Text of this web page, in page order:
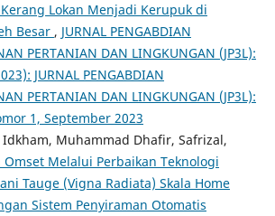
Lokan Menjadi Kerupuk di
Besar , JURNAL PENGABDIAN
PERTANIAN DAN LINGKUNGAN (JP3L):
JURNAL PENGABDIAN
PERTANIAN DAN LINGKUNGAN (JP3L):
1, September 2023
Muhammad Dhafir, Safrizal,
Omset Melalui Perbaikan Teknologi
Tauge (Vigna Radiata) Skala Home
Sistem Penyiraman Otomatis